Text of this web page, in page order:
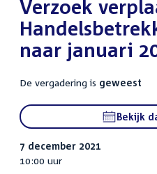
Verzoek
naar januari
De vergadering is geweest
Bekijk
7 december 2021
10:00 uur